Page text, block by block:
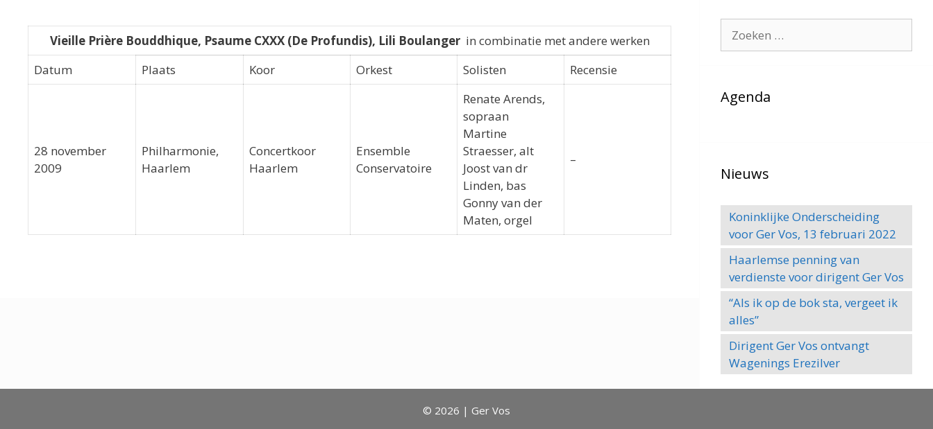
Vieille Prière Bouddhique, Psaume CXXX (De Profundis), Lili Boulangerin combinatie met andere werken
Datum
Plaats Koor Orkest Solisten Recensie
28 november
2009
Philharmonie,
Haarlem
Concertkoor
Haarlem
Ensemble
Conservatoire
Renate Arends,
sopraan
Martine
Straesser, alt
Joost van dr
Linden, bas
Gonny van der
Maten, orgel
–
naar:
Agenda
Nieuws
Koninklijke Onderscheiding
voor Ger Vos, 13 februari 2022
Haarlemse penning van
verdienste voor dirigent Ger Vos
“Als ik op de bok sta, vergeet ik
alles”
Dirigent Ger Vos ontvangt
Wagenings Erezilver
© 2026 | Ger Vos